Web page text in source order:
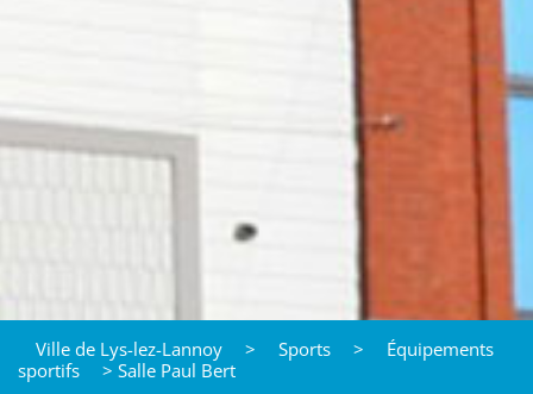
Ville de Lys-lez-Lannoy > Sports >
Équipements
sportifs
> Salle Paul Bert